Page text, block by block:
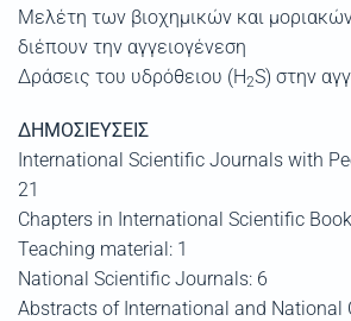
Μελέτη των βιοχημικών και
διέπουν την αγγειογένεση
Δράσεις του υδρόθειου (H2S) στην
ΔΗΜΟΣΙΕΥΣΕΙΣ
International Scientific Journals with
21
Chapters in International Scientific
Teaching material: 1
National Scientific Journals: 6
Abstracts of International and National